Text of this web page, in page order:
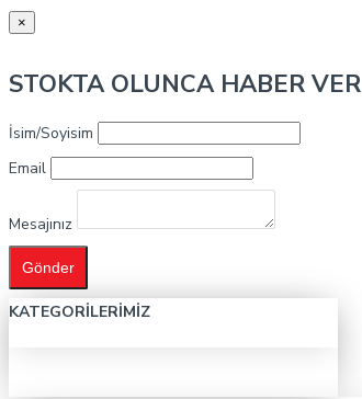
×
STOKTA OLUNCA HABER VER
İsim/Soyisim
Email
Mesajınız
Gönder
KATEGORILERIMIZ